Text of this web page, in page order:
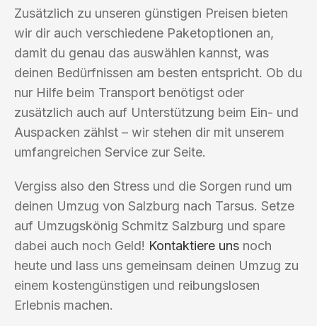
Zusätzlich zu unseren günstigen Preisen bieten
wir dir auch verschiedene Paketoptionen an,
damit du genau das auswählen kannst, was
deinen Bedürfnissen am besten entspricht. Ob du
nur Hilfe beim Transport benötigst oder
zusätzlich auch auf Unterstützung beim Ein- und
Auspacken zählst – wir stehen dir mit unserem
umfangreichen Service zur Seite.
Vergiss also den Stress und die Sorgen rund um
deinen Umzug von Salzburg nach Tarsus. Setze
auf Umzugskönig Schmitz Salzburg und spare
dabei auch noch Geld! Kontaktiere uns noch
heute und lass uns gemeinsam deinen Umzug zu
einem kostengünstigen und reibungslosen
Erlebnis machen.